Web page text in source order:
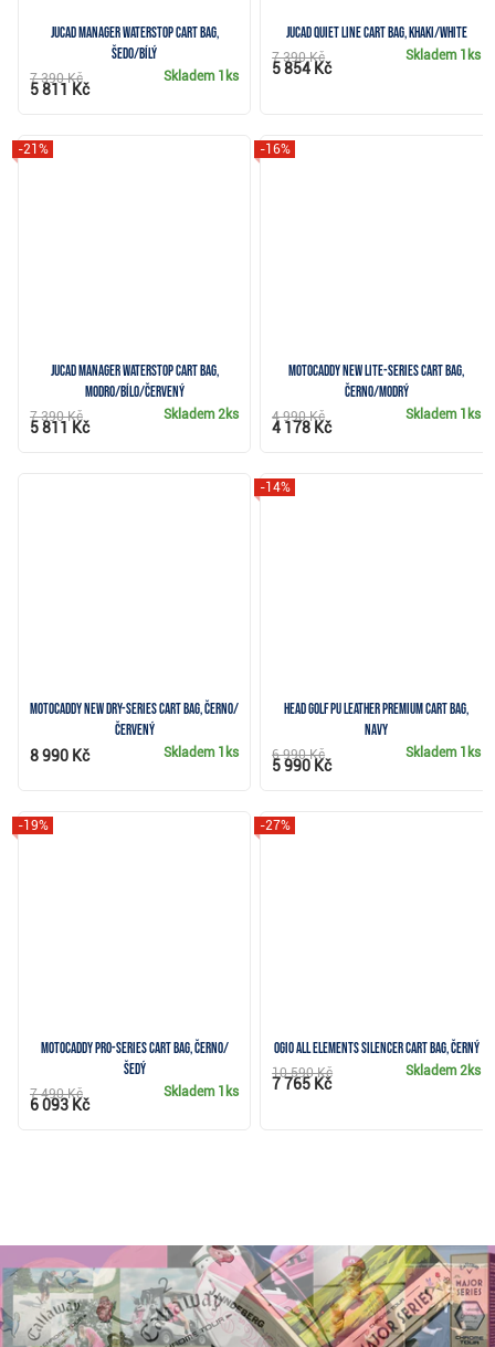
JuCad Manager Waterstop cart bag,
šedo/bílý
Skladem 1ks
7 390 Kč
5 811 Kč
JuCad Quiet Line cart bag, khaki/white
Skladem 1ks
7 390 Kč
5 854 Kč
JuCad Manager Waterstop cart bag,
modro/bílo/červený
-21%
Skladem2ks
7 390 Kč
5 811 Kč
Motocaddy NEW Lite-Series cart bag,
černo/modrý
-16%
Skladem 1ks
4 990 Kč
4 178 Kč
Motocaddy NEW Dry-Series cart bag, černo/
červený
Skladem 1ks
8 990 Kč
Head Golf PU Leather Premium cart bag,
navy
-14%
Skladem 1ks
6 990 Kč
5 990 Kč
Motocaddy Pro-Series cart bag, černo/
šedý
-19%
Skladem 1ks
7 490 Kč
6 093 Kč
Ogio All Elements Silencer cart bag, černý
-27%
Skladem 2ks
10 590 Kč
7 765 Kč